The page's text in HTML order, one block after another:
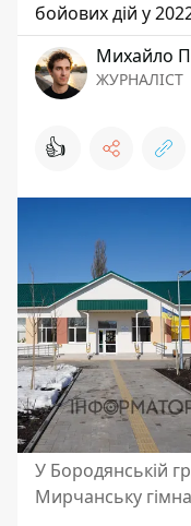
бойових дій у
Михайло
ЖУРНАЛІСТ
👍
У Бородянській
Мирчанську